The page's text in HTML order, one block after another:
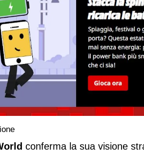
evoluzione della
conferma la sua visione